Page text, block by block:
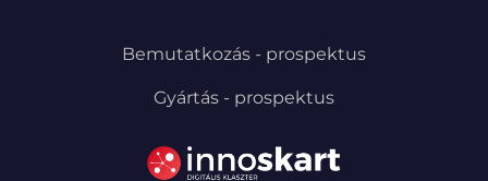
Bemutatkozás - prospektus
Gyártás - prospektus